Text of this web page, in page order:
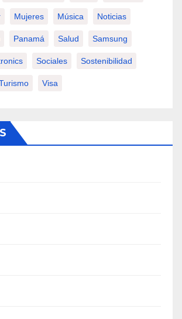
Mujeres Música Noticias
Panamá Salud Samsung
Sociales Sostenibilidad
Visa